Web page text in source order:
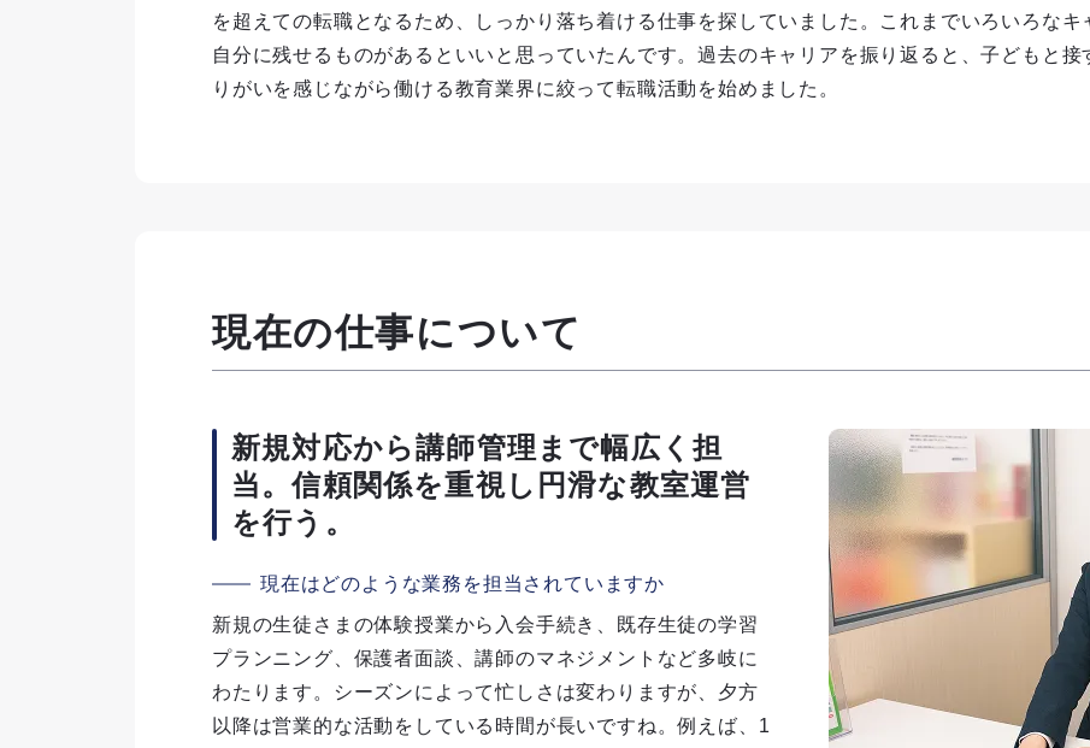
を超えての転職となるため、しっかり落ち着ける仕事を探していました。これまでいろいろな
自分に残せるものがあるといいと思っていたんです。過去のキャリアを振り返ると、子どもと
りがいを感じながら働ける教育業界に絞って転職活動を始めました。
現在の仕事について
新規対応から講師管理まで幅広く担
当。信頼関係を重視し円滑な教室運営
を行う。
現在はどのような業務を担当されていますか
新規の生徒さまの体験授業から入会手続き、既存生徒の学習
プランニング、保護者面談、講師のマネジメントなど多岐に
わたります。シーズンによって忙しさは変わりますが、夕方
以降は営業的な活動をしている時間が長いですね。例えば、1